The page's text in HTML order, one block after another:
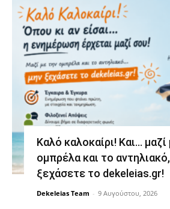
Καλό καλοκαίρι! Και… μαζί
ομπρέλα και το
ξεχάσετε το dekeleias.gr!
Dekeleias Team - 9 Αυγούστου, 2026